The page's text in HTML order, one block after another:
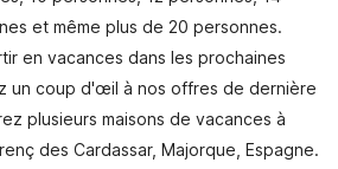
et même plus de 20 personnes.
en vacances dans les prochaines
un coup d'œil à nos offres de dernière
plusieurs maisons de vacances à
des Cardassar, Majorque, Espagne.